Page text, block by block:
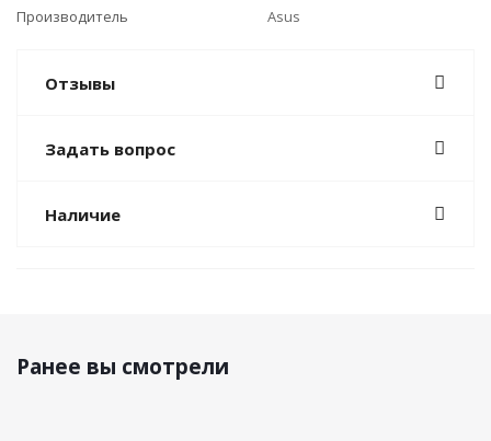
Производитель
Asus
Отзывы
Задать вопрос
Наличие
Ранее вы смотрели